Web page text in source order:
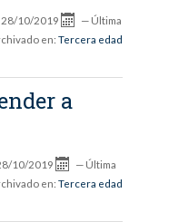
28/10/2019 — Última
en: Tercera edad
a
10/2019 — Última
en: Tercera edad